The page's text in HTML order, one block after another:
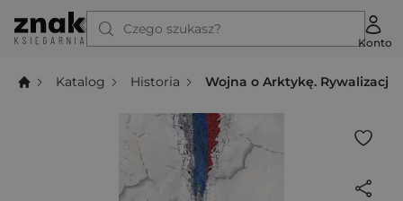
Czego szukasz?
Konto
Katalog Historia Wojna o Arktykę.